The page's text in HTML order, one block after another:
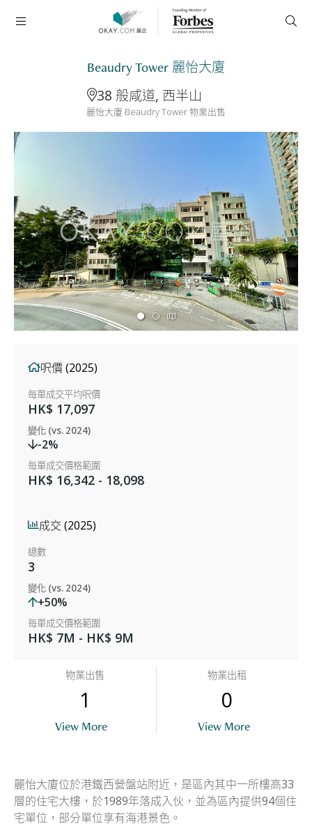
Beaudry Tower 麗怡大廈
38 般咸道, 西半山
麗怡大廈 Beaudry Tower 物業出售
呎價 (2025)
每單成交平均呎價
HK$ 17,097
變化 (vs. 2024)
-2%
每單成交價格範圍
HK$ 16,342 - 18,098
成交 (2025)
總數
3
變化 (vs. 2024)
+50%
每單成交價格範圍
HK$ 7M - HK$ 9M
物業出售
1
View More
物業出租
0
View More
麗怡大廈位於港鐵西營盤站附近，是區內其中一所樓高33
層的住宅大樓，於1989年落成入伙，並為區內提供94個住
宅單位，部分單位享有海港景色。